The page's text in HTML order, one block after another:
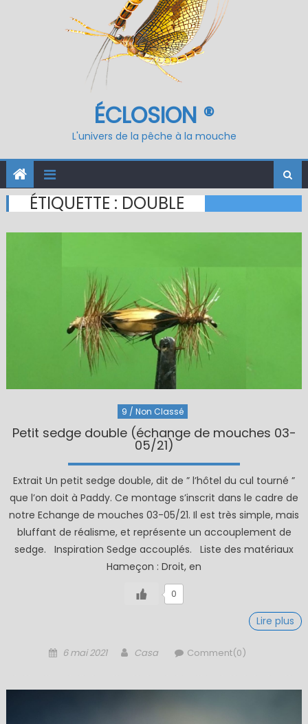
ÉCLOSION ®
L'univers de la pêche à la mouche
ÉTIQUETTE : DOUBLE
9 / Non Classé
Petit sedge double (échange de mouches 03-
05/21)
Extrait Un petit sedge double, dit de ” l’hôtel du cul tourné ”
que l’on doit à Paddy. Ce montage s’inscrit dans le cadre de
notre Echange de mouches 03-05/21. Il est très simple, mais
bluffant de réalisme, et représente un accouplement de
sedge. Inspiration Sedge accouplés. Liste des matériaux
Hameçon : Droit, en
0
Lire plus
Posted
6 mai 2021 Author
Casa Comment(0)